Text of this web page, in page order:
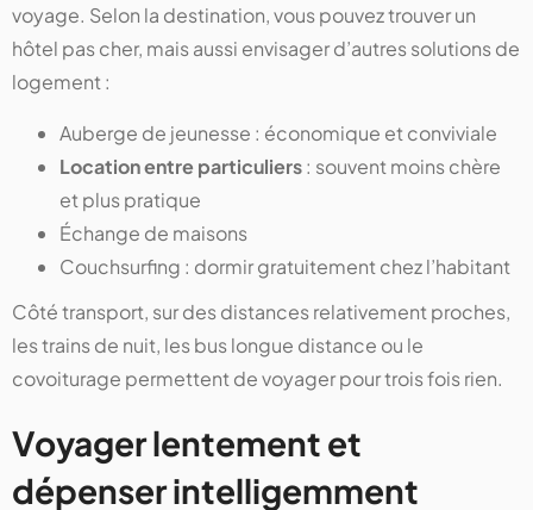
voyage. Selon la destination, vous pouvez trouver un
hôtel pas cher, mais aussi envisager d’autres solutions de
logement :
Auberge de jeunesse : économique et conviviale
Location entre particuliers: souvent moins chère
et plus pratique
Échange de maisons
Couchsurfing : dormir gratuitement chez l’habitant
Côté transport, sur des distances relativement proches,
les trains de nuit, les bus longue distance ou le
covoiturage permettent de voyager pour trois fois rien.
Voyager lentement et
dépenser intelligemment